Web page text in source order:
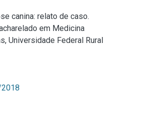
canina: relato de caso.
em Medicina
Universidade Federal Rural